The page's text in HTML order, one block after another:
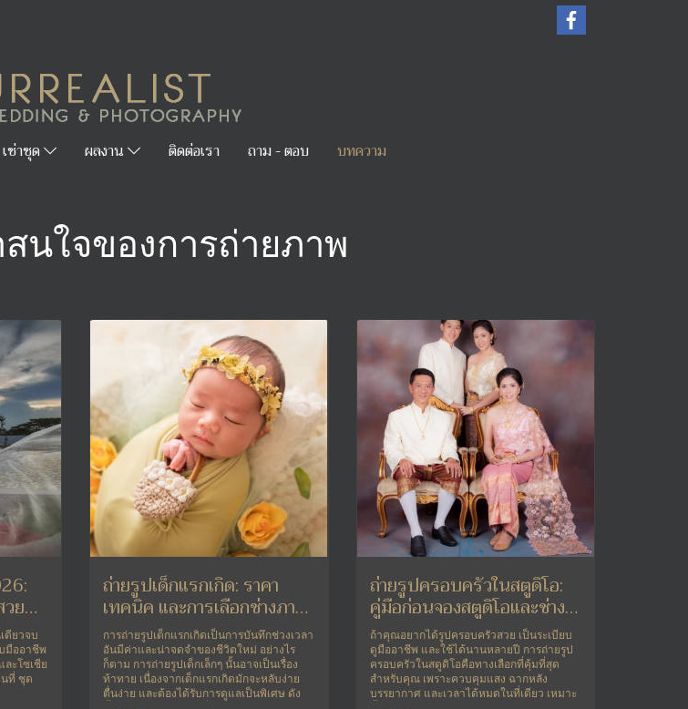
เช่าชุด ผลงาน ติดต่อเรา ถาม - ตอบ บทความ
นใจของการถ่ายภาพ
ย
ดียวจบ
มืออาชีพ
ะโซเชีย
นที่ ชุด
ถ่ายรูปเด็กแรกเกิด: ราคา
เทคนิค และการเลือกช่างภาพ
มืออาชีพ
การถ่ายรูปเด็กแรกเกิดเป็นการบันทึกช่วงเวลา
อันมีค่าและน่าจดจำของชีวิตใหม่ อย่างไร
ก็ตาม การถ่ายรูปเด็กเล็กๆ นั้นอาจเป็นเรื่อง
ท้าทาย เนื่องจากเด็กแรกเกิดมักจะหลับง่าย
ตื่นง่าย และต้องได้รับการดูแลเป็นพิเศษ ดัง
ถ่ายรูปครอบครัวในสตูดิโอ:
คู่มือก่อนจองสตูดิโอและช่าง
ภาพ
ถ้าคุณอยากได้รูปครอบครัวสวย เป็นระเบียบ
ดูมืออาชีพ และใช้ได้นานหลายปี การถ่ายรูป
ครอบครัวในสตูดิโอคือทางเลือกที่คุ้มที่สุด
สำหรับคุณ เพราะควบคุมแสง ฉากหลัง
บรรยากาศ และเวลาได้หมดในที่เดียว เหมาะ